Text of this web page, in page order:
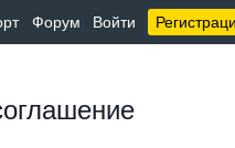
Форум Войти